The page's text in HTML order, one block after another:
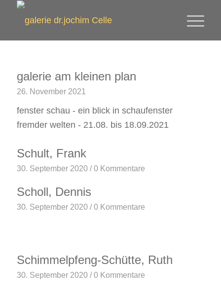
galerie am kleinen plan
26. November 2021
fenster schau - ein blick in schaufenster
fremder welten - 21.08. bis 18.09.2021
Schult, Frank
30. September 2020 / 0 Kommentare
Scholl, Dennis
30. September 2020 / 0 Kommentare
Schimmelpfeng-Schütte, Ruth
30. September 2020 / 0 Kommentare